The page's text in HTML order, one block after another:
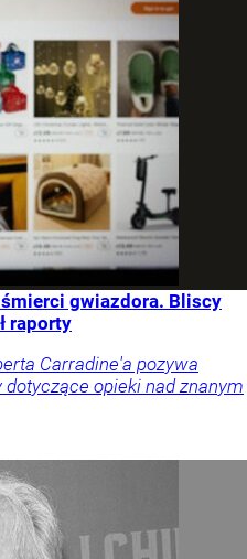
gwiazdora. Bliscy
raporty
Carradine'a pozywa
dotyczące opieki nad znanym